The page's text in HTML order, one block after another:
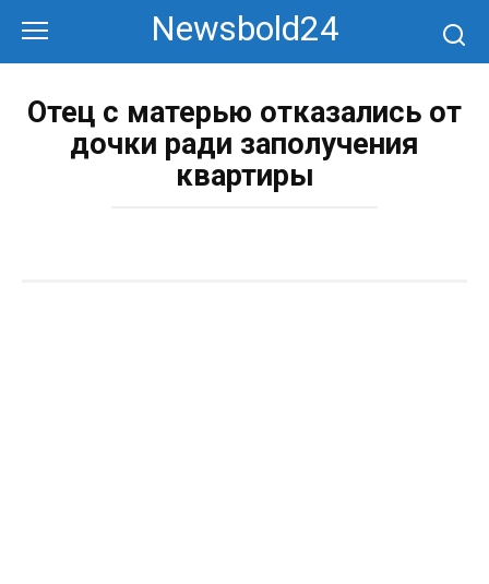
контенту
Newsbold24
Отец с матерью отказались от
дочки ради заполучения
квартиры